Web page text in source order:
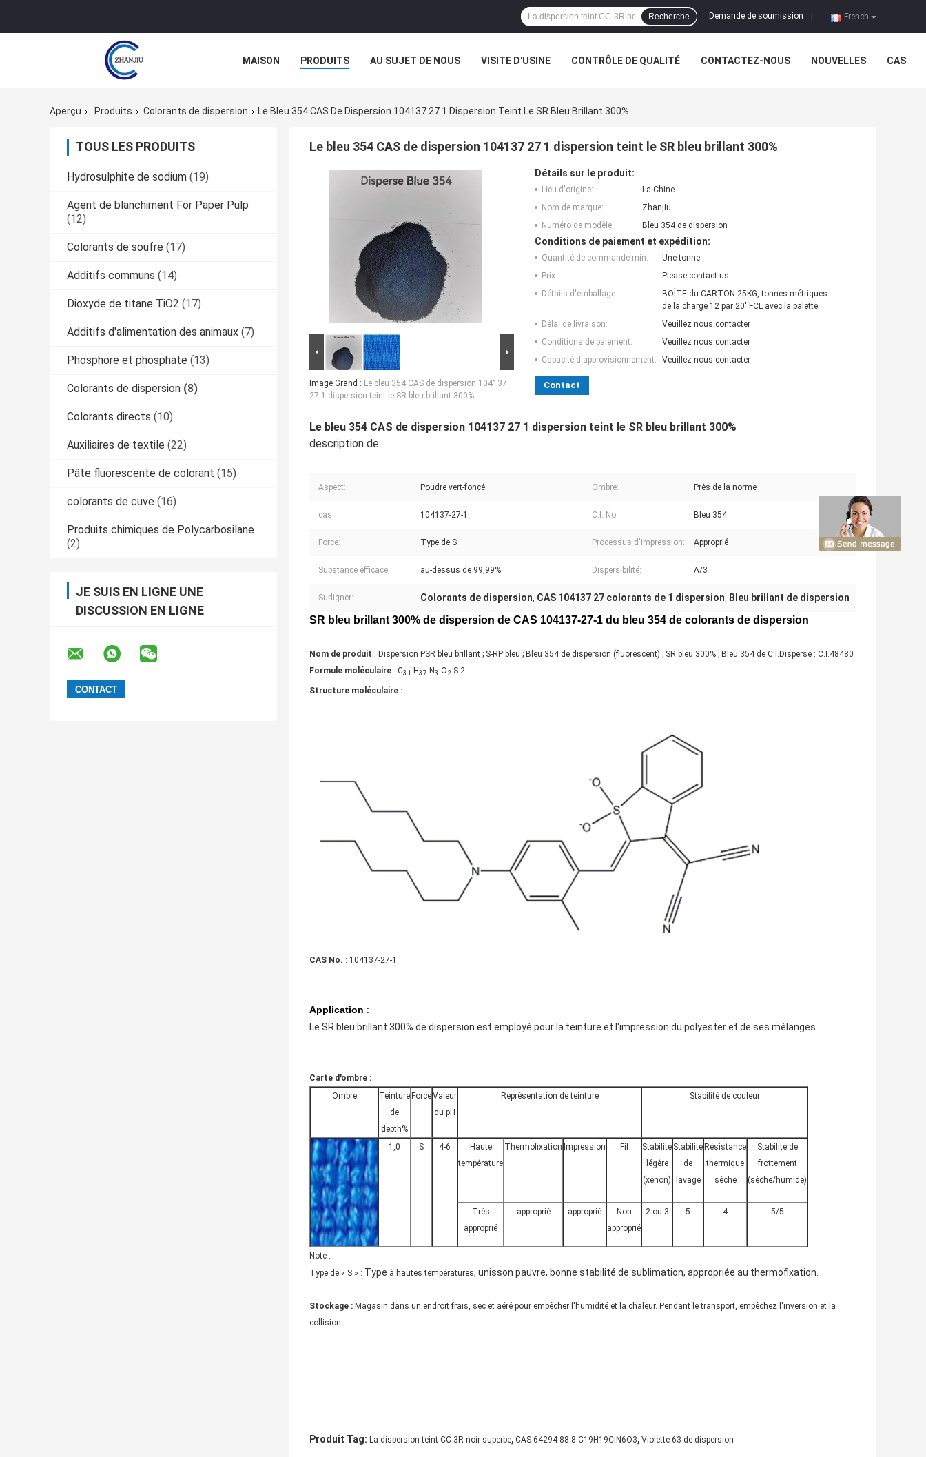
French
Demande de soumission
Recherche
MAISON PRODUITS AU SUJET DE NOUS VISITE D'USINE CONTRÔLE DE QUALITÉ CONTACTEZ-NOUS NOUVELLES CAS
Aperçu Produits Colorants de dispersion Le Bleu 354 CAS De Dispersion 104137 27 1 Dispersion Teint Le SR Bleu Brillant 300%
TOUS LES PRODUITS
Hydrosulphite de sodium (19)
Agent de blanchiment For Paper Pulp
(12)
Colorants de soufre (17)
Additifs communs (14)
Dioxyde de titane TiO2 (17)
Additifs d'alimentation des animaux (7)
Phosphore et phosphate (13)
Colorants de dispersion (8)
Colorants directs (10)
Auxiliaires de textile (22)
Pâte fluorescente de colorant (15)
colorants de cuve (16)
Produits chimiques de Polycarbosilane
(2)
JE SUIS EN LIGNE UNE
DISCUSSION EN LIGNE
Le bleu 354 CAS de dispersion 104137 27 1 dispersion teint le SR bleu brillant 300%
Image Grand : Le bleu 354 CAS de dispersion 104137
27 1 dispersion teint le SR bleu brillant 300%
Détails sur le produit:
Lieu d'origine:
La Chine
Nom de marque:
Zhanjiu
Numéro de modèle:
Bleu 354 de dispersion
Conditions de paiement et expédition:
Quantité de commande min:
Une tonne
Prix:
Please contact us
Détails d'emballage:
BOÎTE du CARTON 25KG, tonnes métriques
de la charge 12 par 20' FCL avec la palette
Délai de livraison:
Veuillez nous contacter
Conditions de paiement:
Veuillez nous contacter
Capacité d'approvisionnement:
Veuillez nous contacter
Contact
Le bleu 354 CAS de dispersion 104137 27 1 dispersion teint le SR bleu brillant 300%
description de
Aspect: Poudre vert-foncé Ombre: Près de la norme
cas: 104137-27-1 C.I. No.: Bleu 354
Force: Type de S Processus d'impression: Approprié
Substance efficace: au-dessus de 99,99% Dispersibilité: A/3
Surligner: Colorants de dispersion, CAS 104137 27 colorants de 1 dispersion, Bleu brillant de dispersion
SR bleu brillant 300% de dispersion de CAS 104137-27-1 du bleu 354 de colorants de dispersion
Nom de produit : Dispersion PSR bleu brillant ; S-RP bleu ; Bleu 354 de dispersion (fluorescent) ; SR bleu 300% ; Bleu 354 de C.I.Disperse : C.I.48480
Formule moléculaire : C31 H37 N3 O2 S-2
Structure moléculaire :
CAS No. : 104137-27-1
Application :
Le SR bleu brillant 300% de dispersion est employé pour la teinture et l'impression du polyester et de ses mélanges.
Carte d'ombre :
Ombre
Teinture
de
depth%
ForceValeur
du pH
Représentation de teinture Stabilité de couleur
1,0 S 4-6
Haute
température
Thermofixation Impression Fil
Stabilité
légère
(xénon)
Stabilité
de
lavage
Résistance
thermique
sèche
Stabilité de
frottement
(sèche/humide)
Très
approprié
approprié approprié
Non
approprié
2 ou 3 5 4 5/5
Note :
Type de « S » : Type à hautes températures, unisson pauvre, bonne stabilité de sublimation, appropriée au thermofixation.
Stockage : Magasin dans un endroit frais, sec et aéré pour empêcher l'humidité et la chaleur. Pendant le transport, empêchez l'inversion et la
collision.
Produit Tag: La dispersion teint CC-3R noir superbe, CAS 64294 88 8 C19H19ClN6O3, Violette 63 de dispersion